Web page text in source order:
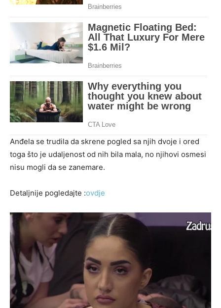
Anđela se trudila da skrene pogled sa njih dvoje i ored
toga što je udaljenost od nih bila mala, no njihovi osmesi
nisu mogli da se zanemare.
Detaljnije pogledajte :ovdje